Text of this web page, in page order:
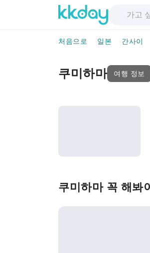
처음으로 일본 간사이
쿠미하마 여행 정보
쿠미하마 꼭 해봐